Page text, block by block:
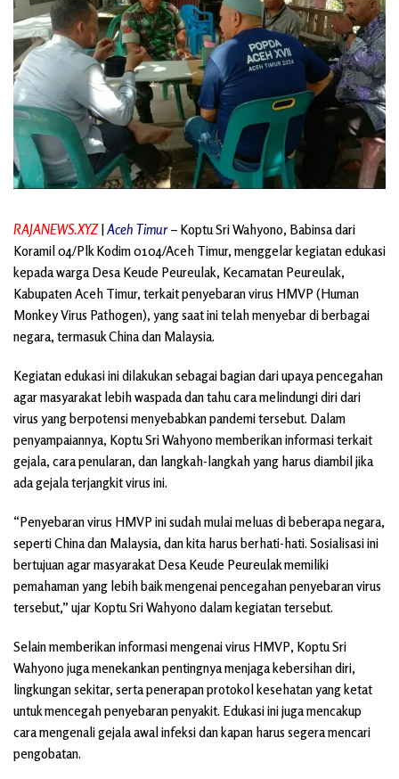
RAJANEWS.XYZ|Aceh Timur – Koptu Sri Wahyono, Babinsa dari
Koramil 04/Plk Kodim 0104/Aceh Timur, menggelar kegiatan edukasi
kepada warga Desa Keude Peureulak, Kecamatan Peureulak,
Kabupaten Aceh Timur, terkait penyebaran virus HMVP (Human
Monkey Virus Pathogen), yang saat ini telah menyebar di berbagai
negara, termasuk China dan Malaysia.
Kegiatan edukasi ini dilakukan sebagai bagian dari upaya pencegahan
agar masyarakat lebih waspada dan tahu cara melindungi diri dari
virus yang berpotensi menyebabkan pandemi tersebut. Dalam
penyampaiannya, Koptu Sri Wahyono memberikan informasi terkait
gejala, cara penularan, dan langkah-langkah yang harus diambil jika
ada gejala terjangkit virus ini.
“Penyebaran virus HMVP ini sudah mulai meluas di beberapa negara,
seperti China dan Malaysia, dan kita harus berhati-hati. Sosialisasi ini
bertujuan agar masyarakat Desa Keude Peureulak memiliki
pemahaman yang lebih baik mengenai pencegahan penyebaran virus
tersebut,” ujar Koptu Sri Wahyono dalam kegiatan tersebut.
Selain memberikan informasi mengenai virus HMVP, Koptu Sri
Wahyono juga menekankan pentingnya menjaga kebersihan diri,
lingkungan sekitar, serta penerapan protokol kesehatan yang ketat
untuk mencegah penyebaran penyakit. Edukasi ini juga mencakup
cara mengenali gejala awal infeksi dan kapan harus segera mencari
pengobatan.